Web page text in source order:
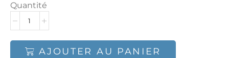
Quantité
AJOUTER AU PANIER